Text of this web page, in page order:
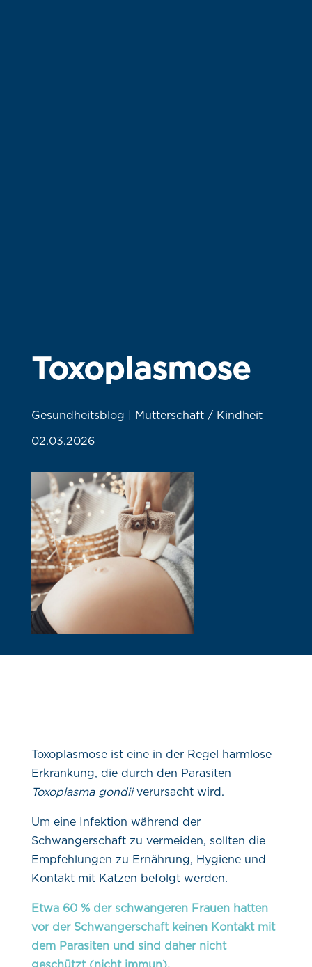
Toxoplasmose
Gesundheitsblog | Mutterschaft / Kindheit
02.03.2026
Toxoplasmose ist eine in der Regel harmlose
Erkrankung, die durch den Parasiten
Toxoplasma gondiiverursacht wird.
Um eine Infektion während der
Schwangerschaft zu vermeiden, sollten die
Empfehlungen zu Ernährung, Hygiene und
Kontakt mit Katzen befolgt werden.
Etwa 60 % der schwangeren Frauen hatten
vor der Schwangerschaft keinen Kontakt mit
dem Parasiten und sind daher nicht